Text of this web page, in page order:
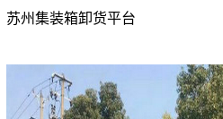
苏州集装箱卸货平台